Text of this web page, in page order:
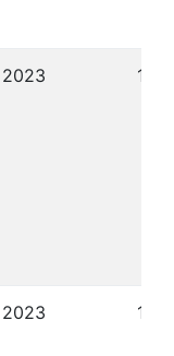
2023 14/
2023 10/